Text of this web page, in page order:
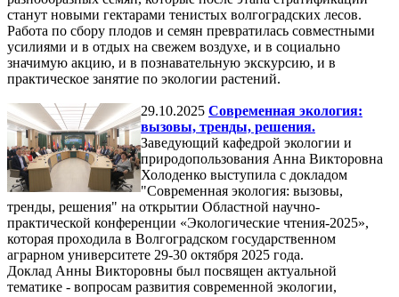
станут новыми гектарами тенистых волгоградских лесов.
Работа по сбору плодов и семян превратилась совместными
усилиями и в отдых на свежем воздухе, и в социально
значимую акцию, и в познавательную экскурсию, и в
практическое занятие по экологии растений.
29.10.2025 Современная экология:
вызовы, тренды, решения.
Заведующий кафедрой экологии и
природопользования Анна Викторовна
Холоденко выступила с докладом
"Современная экология: вызовы,
тренды, решения" на открытии Областной научно-
практической конференции «Экологические чтения-2025»,
которая проходила в Волгоградском государственном
аграрном университете 29-30 октября 2025 года.
Доклад Анны Викторовны был посвящен актуальной
тематике - вопросам развития современной экологии,